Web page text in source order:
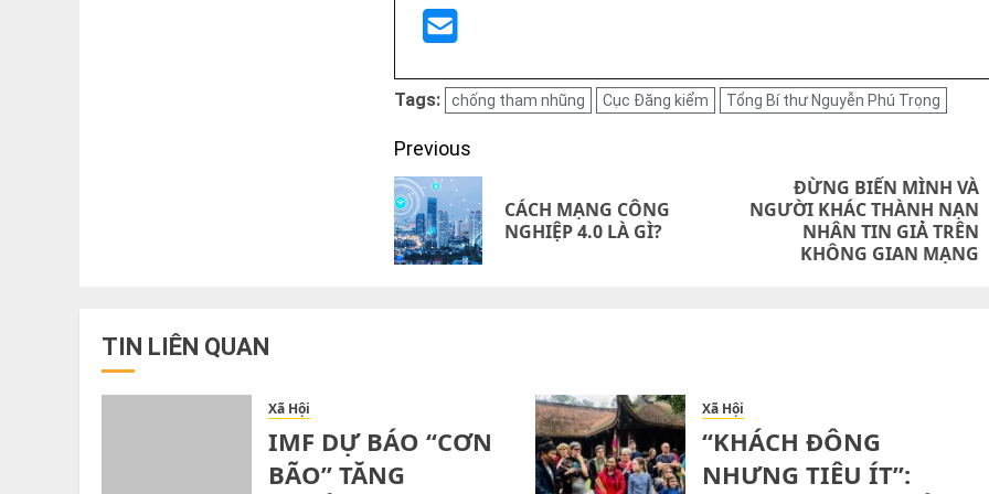
Tags: chống tham nhũng Cục Đăng kiểm Tổng Bí thư Nguyễn Phú Trọng
Post
navigation
Previous
Previous
CÁCH MẠNG CÔNG
NGHIỆP 4.0 LÀ GÌ?
Next
ĐỪNG BIẾN MÌNH VÀ
NGƯỜI KHÁC THÀNH NẠN
NHÂN TIN GIẢ TRÊN
KHÔNG GIAN MẠNG
TIN LIÊN QUAN
Xã Hội
IMF DỰ BÁO “CƠN
BÃO” TĂNG
Xã Hội
“KHÁCH ĐÔNG
NHƯNG TIÊU ÍT”: